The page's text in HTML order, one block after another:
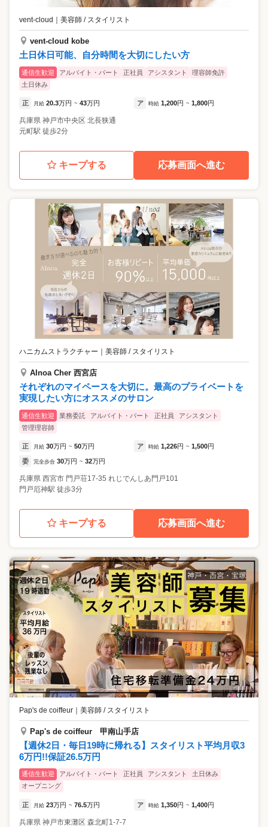
vent-cloud 美容師 / スタイリスト
vent-cloud kobe
土日休日可能、自分時間を大切にしたい方
通信生歓迎 アルバイト・パート 正社員 アシスタント
理容師免許
土日休み
正 月給 20.3万円 ~ 43万円 ア 時給 1,200円 ~ 1,800円
兵庫県 神戸市中央区 北長狭通
元町駅 徒歩2分
キープする 応募画面へ進む
ハニカムストラクチャー 美容師 / スタイリスト
AInoa Cher 西宮店
それぞれのマイペースを大切に。最高のプライベートを
実現したい方にオススメのサロン
通信生歓迎 業務委託 アルバイト・パート 正社員
アシスタント
管理理容師
正 月給 30万円 ~ 50万円 ア 時給 1,226円 ~ 1,500円
委 完全歩合 30万円 ~ 32万円
兵庫県 西宮市 門戸荘17-35 れじでんしあ門戸101
門戸厄神駅 徒歩3分
キープする 応募画面へ進む
Pap's de coiffeur ｜ 美容師 / スタイリスト
Pap's de coiffeur 甲南山手店
【週休2日・毎日19時に帰れる】スタイリスト平均月収3
6万円!!保証26.5万円
通信生歓迎 アルバイト・パート 正社員 アシスタント
土日休み
オープニング
正 月給 23万円 ~ 76.5万円 ア 時給 1,350円 ~ 1,400円
兵庫県 神戸市東灘区 森北町1-7-7